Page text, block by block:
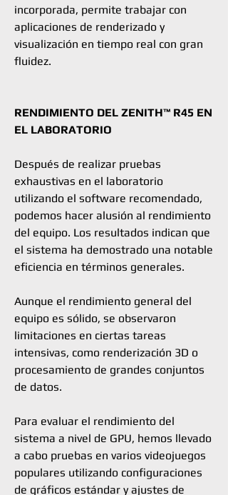
incorporada, permite trabajar con
aplicaciones de renderizado y
visualización en tiempo real con gran
fluidez.
RENDIMIENTO DEL ZENITH™ R45 EN
EL LABORATORIO
Después de realizar pruebas
exhaustivas en el laboratorio
utilizando el software recomendado,
podemos hacer alusión al rendimiento
del equipo. Los resultados indican que
el sistema ha demostrado una notable
eficiencia en términos generales.
Aunque el rendimiento general del
equipo es sólido, se observaron
limitaciones en ciertas tareas
intensivas, como renderización 3D o
procesamiento de grandes conjuntos
de datos.
Para evaluar el rendimiento del
sistema a nivel de GPU, hemos llevado
a cabo pruebas en varios videojuegos
populares utilizando configuraciones
de gráficos estándar y ajustes de